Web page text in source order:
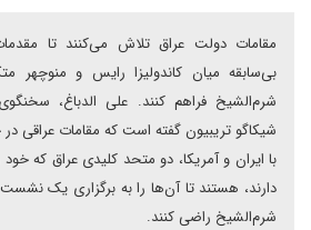
مقامات دولت عراق تلاش مى‌کنند تا
بى‌سابقه ميان کاندوليزا رايس و منوچهر
شرم‌الشيخ فراهم کنند. على الدباغ،
شيکاگو تريبيون گفته است که مقامات عراقى
با ايران و آمريکا، دو متحد کليدى عراق که
دارند، هستند تا آن‌ها را به برگزارى يک
شرم‌الشيخ راضى کنند.